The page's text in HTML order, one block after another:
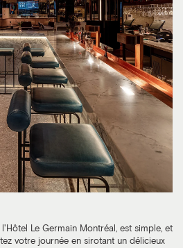
Le Germain Montréal, est simple, et
votre journée en sirotant un délicieux